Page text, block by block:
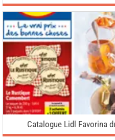
Catalogue Lidl Favorina